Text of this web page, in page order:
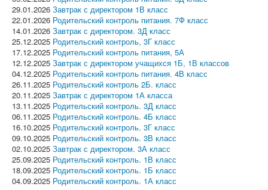
29.01.2026 Завтрак с директором 1В класс
22.01.2026 Родительский контроль питания. 7Ф класс
14.01.2026 Завтрак с директором. 3Д класс
25.12.2025 Родительский контроль, 3Г класс
17.12.2025 Родительский контроль питания, 5А
12.12.2025 Завтрак с директором учащихся 1Б, 1В классов
04.12.2025 Родительский контроль питания. 4В класс
26.11.2025 Родительский контроль 2Б. класс
20.11.2025 Завтрак с директором 1А класса
13.11.2025 Родительский контроль. 3Д класс
06.11.2025 Родительский контроль. 4Б класс
16.10.2025 Родительский контроль. 3Г класс
09.10.2025 Родительский контроль. 3В класс
02.10.2025 Завтрак с директором. 3А класс
25.09.2025 Родительский контроль. 1В класс
18.09.2025 Родительский контроль. 1Б класс
04.09.2025 Родительский контроль. 1А класс